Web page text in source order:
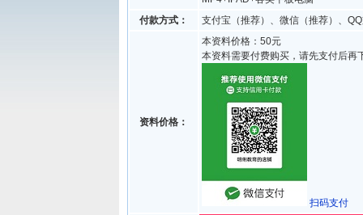
付款方式：
支付宝（推荐）、微信（推荐）、
资料价格：
本资料价格：50元
本资料需要付费购买，请先支付后再
扫码支付